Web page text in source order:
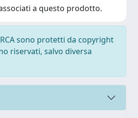
a questo prodotto.
sono protetti da copyright
riservati, salvo diversa